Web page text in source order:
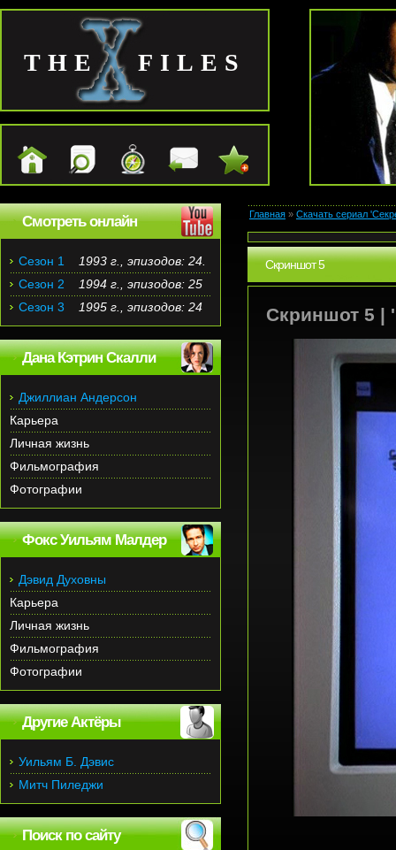
THE FILES
Главная » Скачать сериал
Скриншот 5
Скриншот 5 |
Смотреть онлайн
Сезон 1
1993 г., эпизодов: 24.
Сезон 2
1994 г., эпизодов: 25
Сезон 3
1995 г., эпизодов: 24
Дана Кэтрин Скалли
Джиллиан Андерсон
Карьера
Личная жизнь
Фильмография
Фотографии
Фокс Уильям Малдер
Дэвид Духовны
Карьера
Личная жизнь
Фильмография
Фотографии
Другие Актёры
Уильям Б. Дэвис
Митч Пиледжи
Поиск по сайту